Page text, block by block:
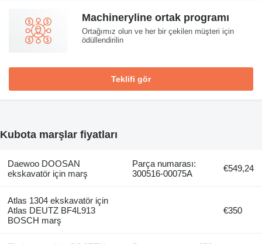
Machineryline ortak programı
Ortağımız olun ve her bir çekilen müşteri için
ödüllendirilin
Teklifi gör
Kubota marşlar fiyatları
Daewoo DOOSAN
ekskavatör için marş
Parça numarası:
300516-00075A
€549,24
Atlas 1304 ekskavatör için
Atlas DEUTZ BF4L913
BOSCH marş
€350